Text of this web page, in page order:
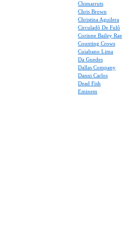
Chimarruts
Chris Brown
Christina Aguilera
Circuladô De Fulô
Corinne Bailey Rae
Counting Crows
Cuiabano Lima
Da Guedes
Dallas Company
Danni Carlos
Dead Fish
Eminem